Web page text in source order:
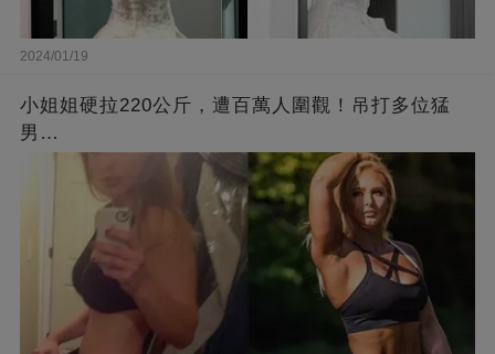
2024/01/19
小姐姐硬拉220公斤，遭百萬人圍觀！吊打多位猛
男…